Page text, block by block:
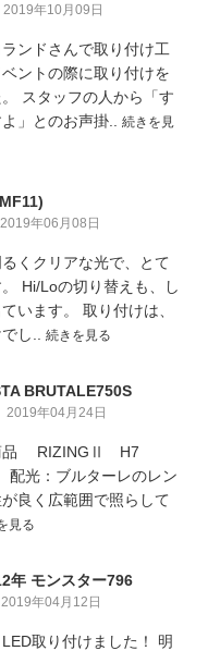
2019年10月09日
ンドさんで取り付け工
ントの際に取り付けを
スタッフの人から「す
」とのお声掛.. 続きを見
2019年06月08日
くクリアな光で、とて
Hi/Loの切り替えも、し
います。 取り付けは、
し.. 続きを見る
BRUTALE750S
2019年04月24日
商品 RIZINGⅡ H7
光：ブルターレのレン
良く広範囲で照らして
見る
年 モンスター796
2019年04月12日
取り付けました！ 明